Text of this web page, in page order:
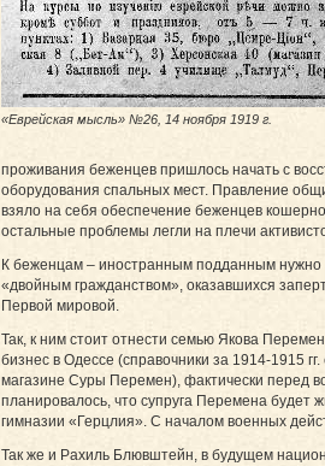
«Еврейская мысль» №26, 14 ноября 1919 г.
проживания беженцев пришлось начать с
оборудования спальных мест. Правление
взяло на себя обеспечение беженцев
остальные проблемы легли на плечи
К беженцам – иностранным подданным нужно
«двойным гражданством», оказавшихся
Первой мировой.
Так, к ним стоит отнести семью Якова
бизнес в Одессе (справочники за 1914-1915
магазине Суры Перемен), фактически перед
планировалось, что супруга Перемена будет
гимназии «Герцлия». С началом военных
Так же и Рахиль Блювштейн, в будущем